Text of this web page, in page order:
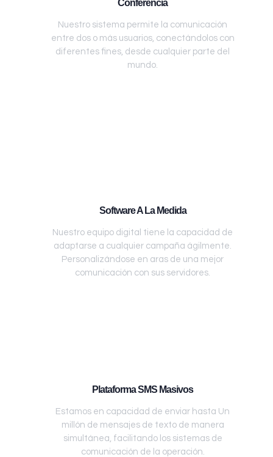
Conferencia
Nuestro sistema permite la comunicación
entre dos o más usuarios, conectándolos con
diferentes fines, desde cualquier parte del
mundo.
Software A La Medida
Nuestro equipo digital tiene la capacidad de
adaptarse a cualquier campaña ágilmente.
Personalizándose en aras de una mejor
comunicación con sus servidores.
Plataforma SMS Masivos
Estamos en capacidad de enviar hasta Un
millón de mensajes de texto de manera
simultánea, facilitando los sistemas de
comunicación de la operación.